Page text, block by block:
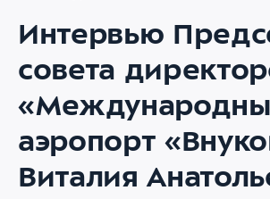
Интервью
совета
аэропорт
Виталия